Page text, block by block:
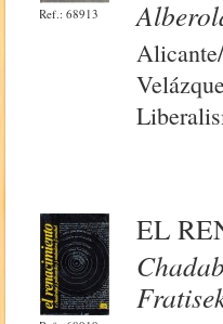
Ref.: 68913
EL